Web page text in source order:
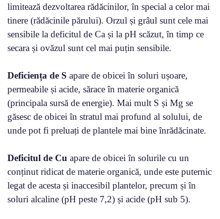
limitează dezvoltarea rădăcinilor, în special a celor mai
tinere (rădăcinile părului). Orzul și grâul sunt cele mai
sensibile la deficitul de Ca și la pH scăzut, în timp ce
secara și ovăzul sunt cel mai puțin sensibile.
Deficiența de S apare de obicei în soluri ușoare,
permeabile și acide, sărace în materie organică
(principala sursă de energie). Mai mult S și Mg se
găsesc de obicei în stratul mai profund al solului, de
unde pot fi preluați de plantele mai bine înrădăcinate.
Deficitul de Cu apare de obicei în solurile cu un
conținut ridicat de materie organică, unde este puternic
legat de acesta și inaccesibil plantelor, precum și în
soluri alcaline (pH peste 7,2) și acide (pH sub 5).